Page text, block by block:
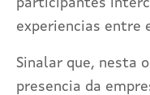
participantes
experiencias entre
Sinalar que, nesta
presencia da